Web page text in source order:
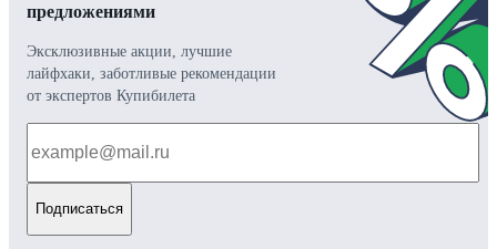
предложениями
Эксклюзивные акции, лучшие
лайфхаки, заботливые рекомендации
от экспертов Купибилета
Подписаться